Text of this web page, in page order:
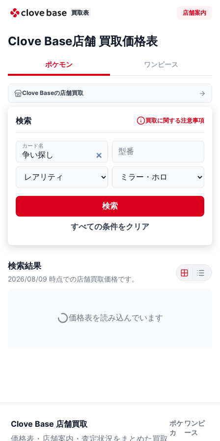
買取表 店舗案内
Clove Base店舗 買取価格表
ポケモン ワンピース
Clove Baseの店舗買取
検索 買取に関する注意事項
カード名
型番
検索
すべての条件をクリア
検索結果
2026/08/09 時点での店舗買取価格です。
価格表を読み込んでいます
Clove Base 店舗買取
価格表・店舗案内・査定状況をまとめた買取
ポケ
カ
ワンピ
ース